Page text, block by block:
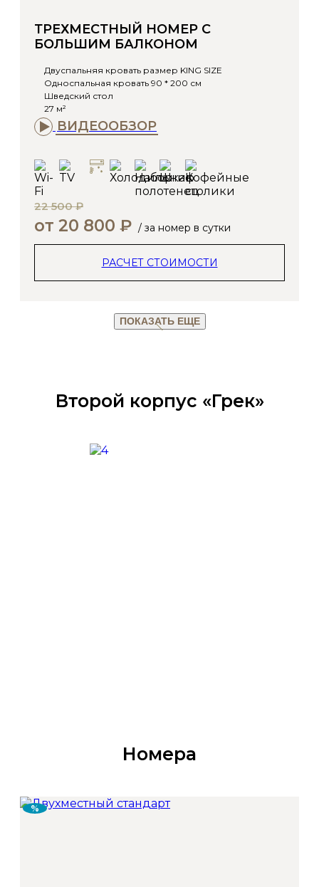
ТРЕХМЕСТНЫЙ НОМЕР С
БОЛЬШИМ БАЛКОНОМ
Двуспальняя кровать размер KING SIZE
Односпальная кровать 90 * 200 см
Шведский стол
27 м²
ВИДЕООБЗОР
22 500 ₽
от 20 800 ₽ / за номер в сутки
РАСЧЕТ СТОИМОСТИ
ПОКАЗАТЬ ЕЩЕ
Второй корпус «Грек»
Номера
%